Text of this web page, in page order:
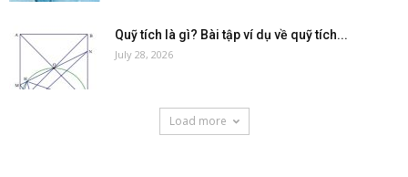
Quỹ tích là gì? Bài tập ví dụ về quỹ tích...
July 28, 2026
Load more